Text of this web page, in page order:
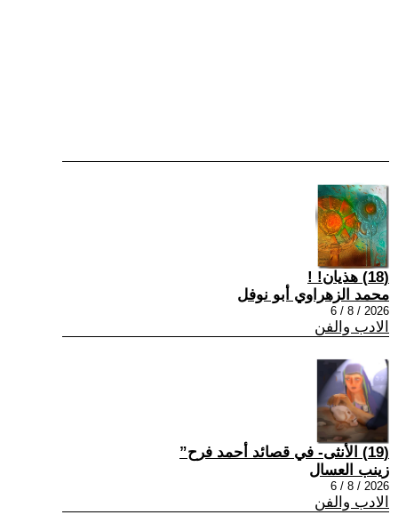
(18) هذيان! !
محمد الزهراوي أبو نوفل
2026 / 8 / 6
الادب والفن
(19) الأنثى- في قصائد أحمد فرح”
زينب العسال
2026 / 8 / 6
الادب والفن